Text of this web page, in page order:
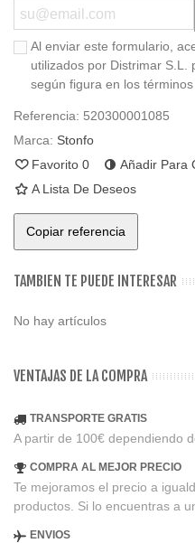
Al enviar este formulario,
utilizados por Distrimar S.L.
según figura en los
Referencia: 520300001085
Marca: Stonfo
Favorito 0 Añadir Para
A Lista De Deseos
Copiar referencia
TAMBIEN TE PUEDE INTERESAR
No hay artículos
VENTAJAS DE LA COMPRA
TRANSPORTE GRATIS
A partir de 100€ dependiendo
COMPRA AL MEJOR PRECIO
Te mejoramos el precio a
productos. Si lo encuentras a
ENVIOS